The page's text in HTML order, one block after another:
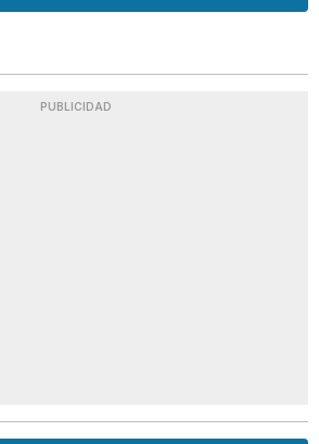
PUBLICIDAD